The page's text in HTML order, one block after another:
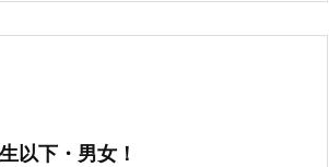
以下・男女！